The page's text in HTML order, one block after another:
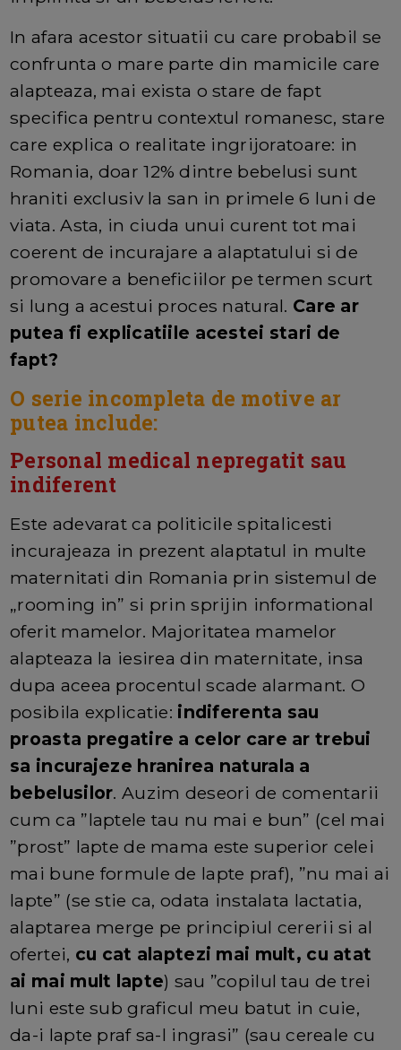
In afara acestor situatii cu care probabil se
confrunta o mare parte din mamicile care
alapteaza, mai exista o stare de fapt
specifica pentru contextul romanesc, stare
care explica o realitate ingrijoratoare: in
Romania, doar 12% dintre bebelusi sunt
hraniti exclusiv la san in primele 6 luni de
viata. Asta, in ciuda unui curent tot mai
coerent de incurajare a alaptatului si de
promovare a beneficiilor pe termen scurt
si lung a acestui proces natural. Care ar
putea fi explicatiile acestei stari de
fapt?
O serie incompleta de motive ar
putea include:
Personal medical nepregatit sau
indiferent
Este adevarat ca politicile spitalicesti
incurajeaza in prezent alaptatul in multe
maternitati din Romania prin sistemul de
„rooming in” si prin sprijin informational
oferit mamelor. Majoritatea mamelor
alapteaza la iesirea din maternitate, insa
dupa aceea procentul scade alarmant. O
posibila explicatie: indiferenta sau
proasta pregatire a celor care ar trebui
sa incurajeze hranirea naturala a
bebelusilor. Auzim deseori de comentarii
cum ca ”laptele tau nu mai e bun” (cel mai
”prost” lapte de mama este superior celei
mai bune formule de lapte praf), ”nu mai ai
lapte” (se stie ca, odata instalata lactatia,
alaptarea merge pe principiul cererii si al
ofertei, cu cat alaptezi mai mult, cu atat
ai mai mult lapte) sau ”copilul tau de trei
luni este sub graficul meu batut in cuie,
da-i lapte praf sa-l ingrasi” (sau cereale cu